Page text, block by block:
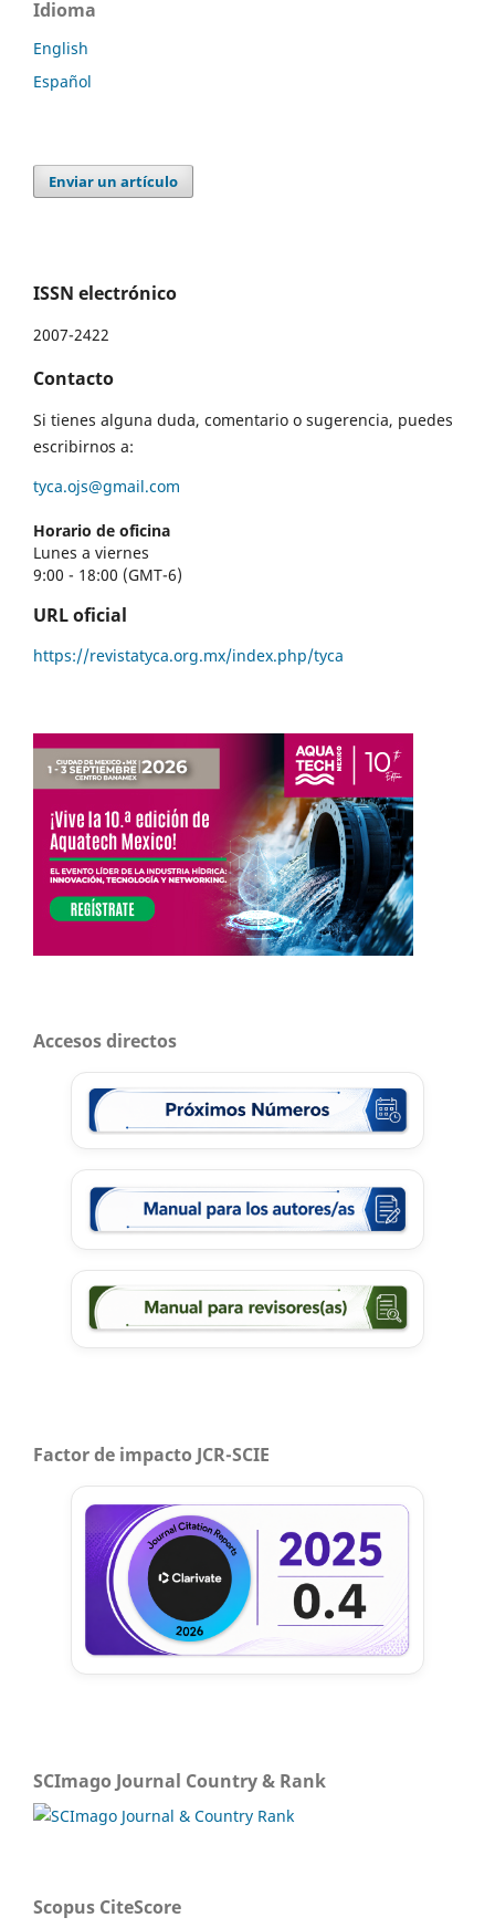
Idioma
English
Español
Enviar un artículo
ISSN electrónico
2007-2422
Contacto
Si tienes alguna duda, comentario o sugerencia, puedes
escribirnos a:
tyca.ojs@gmail.com
Horario de oficina
Lunes a viernes
9:00 - 18:00 (GMT-6)
URL oficial
https://revistatyca.org.mx/index.php/tyca
Accesos directos
Factor de impacto JCR-SCIE
SCImago Journal Country & Rank
Scopus CiteScore